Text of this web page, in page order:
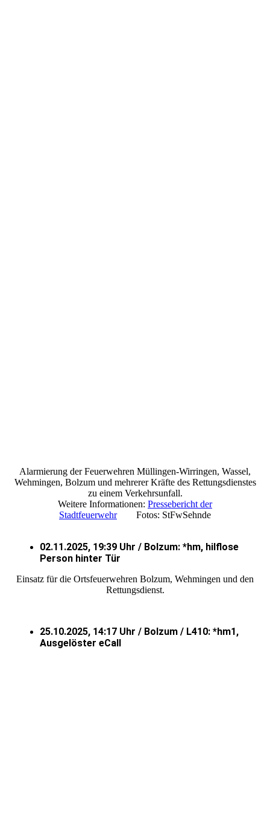
Alarmierung der Feuerwehren Müllingen-Wirringen, Wassel,
Wehmingen, Bolzum und mehrerer Kräfte des Rettungsdienstes
zu einem Verkehrsunfall.
Weitere Informationen: Pressebericht der
StadtfeuerwehrFotos: StFwSehnde
02.11.2025, 19:39 Uhr / Bolzum: *hm, hilflose
Person hinter Tür
Einsatz für die Ortsfeuerwehren Bolzum, Wehmingen und den
Rettungsdienst.
25.10.2025, 14:17 Uhr / Bolzum / L410: *hm1,
Ausgelöster eCall